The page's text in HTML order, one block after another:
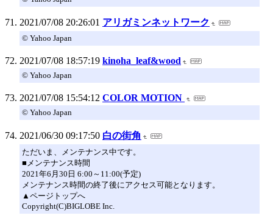
2021/07/08 20:26:01 アリガミンネットワーク
© Yahoo Japan
2021/07/08 18:57:19 kinoha_leaf&wood
© Yahoo Japan
2021/07/08 15:54:12 COLOR MOTION
© Yahoo Japan
2021/06/30 09:17:50 白の街角
ただいま、メンテナンス中です。
■メンテナンス時間
2021年6月30日 6:00～11:00(予定)
メンテナンス時間の終了後にアクセス可能となります。
▲ページトップへ
Copyright(C)BIGLOBE Inc.